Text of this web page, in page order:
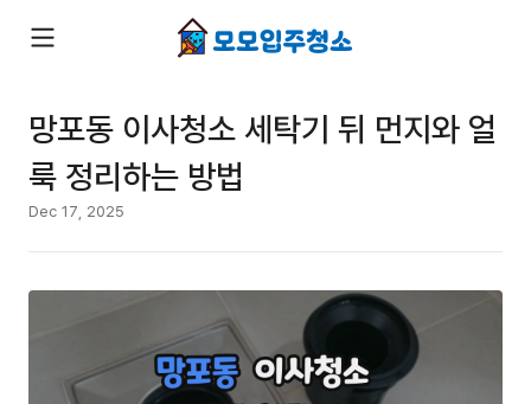
망포동 이사청소 세탁기 뒤 먼지와 얼
룩 정리하는 방법
Dec 17, 2025